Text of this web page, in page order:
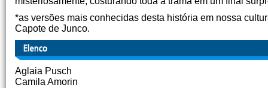
*as versões mais conhecidas desta história em nossa
Capote de Junco.
Aglaia Pusch
Camila Amorin